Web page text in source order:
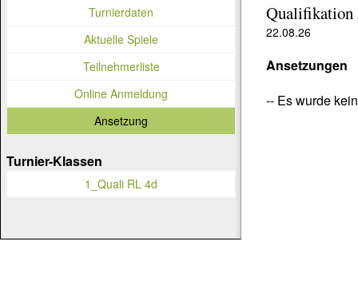
Qualifikation
22.08.26
Ansetzungen
-- Es wurde
Turnierdaten
Aktuelle Spiele
Teilnehmerliste
Online Anmeldung
Ansetzung
Turnier-Klassen
1_Quali RL 4d